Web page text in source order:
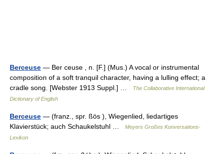
Berceuse — Ber ceuse , n. [F.] (Mus.) A vocal or instrumental
composition of a soft tranquil character, having a lulling effect; a
cradle song. [Webster 1913 Suppl.] …
The Collaborative International
Dictionary of English
Berceuse — (franz., spr. ßös ), Wiegenlied, liedartiges
Klavierstück; auch Schaukelstuhl …
Meyers Großes Konversations-
Lexikon